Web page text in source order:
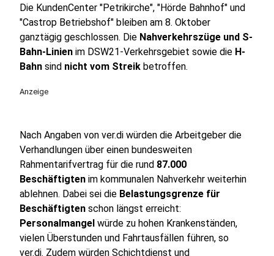
Die KundenCenter "Petrikirche", "Hörde Bahnhof" und
"Castrop Betriebshof" bleiben am 8. Oktober
ganztägig geschlossen. Die Nahverkehrszüge und S-
Bahn-Linien im DSW21-Verkehrsgebiet sowie die H-
Bahn sind nicht vom Streik betroffen.
Anzeige
Nach Angaben von ver.di würden die Arbeitgeber die
Verhandlungen über einen bundesweiten
Rahmentarifvertrag für die rund 87.000
Beschäftigten im kommunalen Nahverkehr weiterhin
ablehnen. Dabei sei die Belastungsgrenze für
Beschäftigten schon längst erreicht:
Personalmangel würde zu hohen Krankenständen,
vielen Überstunden und Fahrtausfällen führen, so
ver.di. Zudem würden Schichtdienst und